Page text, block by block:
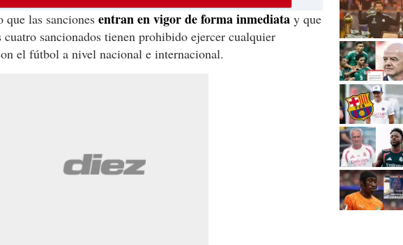
las sanciones entran en vigor de forma inmediata y que
sancionados tienen prohibido ejercer cualquier
el fútbol a nivel nacional e internacional.